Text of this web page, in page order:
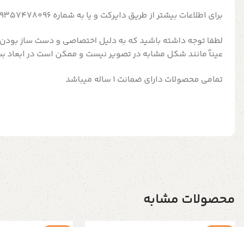
برای اطلاعات بیشتر از طریق دایرکت و یا به شماره 09357478096 از طریق واتساپ و تلگرام پیام بدید
لطفا توجه داشته باشید که به دلیل اختصاصی و دست ساز
عینآ مانند شکل مشابه در تصویر نیست و ممکن است در ابعاد
تمامی محصولات دارای ضمانت ۱ ساله میباشد
محصولات مشابه